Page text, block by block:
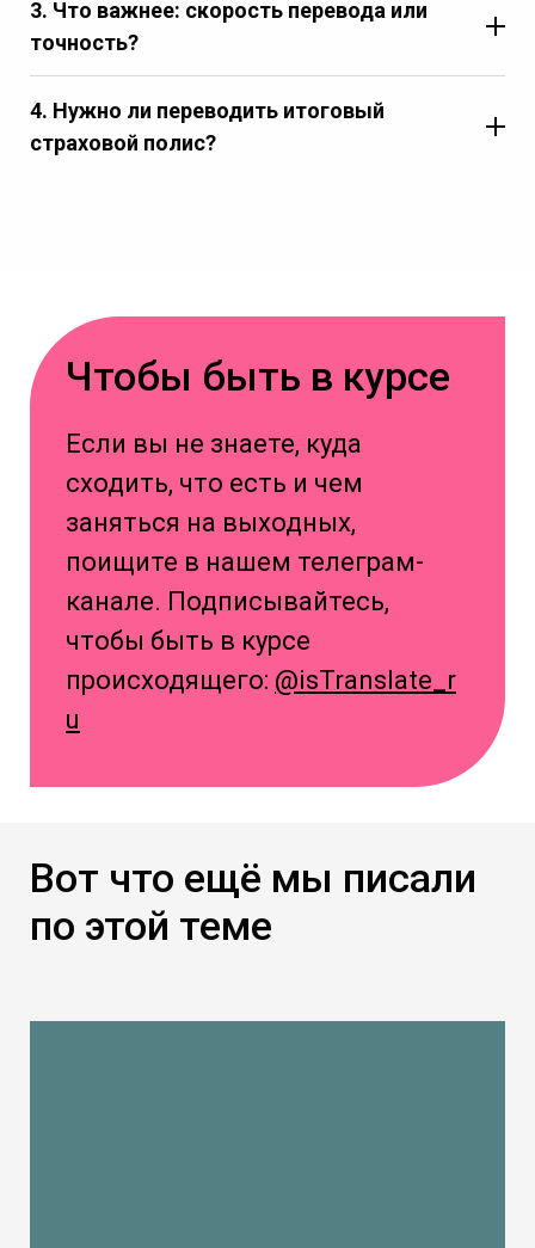
3. Что важнее: скорость перевода или
точность?
4. Нужно ли переводить итоговый
страховой полис?
Чтобы быть в курсе
Если вы не знаете, куда
сходить, что есть и чем
заняться на выходных,
поищите в нашем телеграм-
канале. Подписывайтесь,
чтобы быть в курсе
происходящего: @isTranslate_r
u
Вот что ещё мы писали
по этой теме